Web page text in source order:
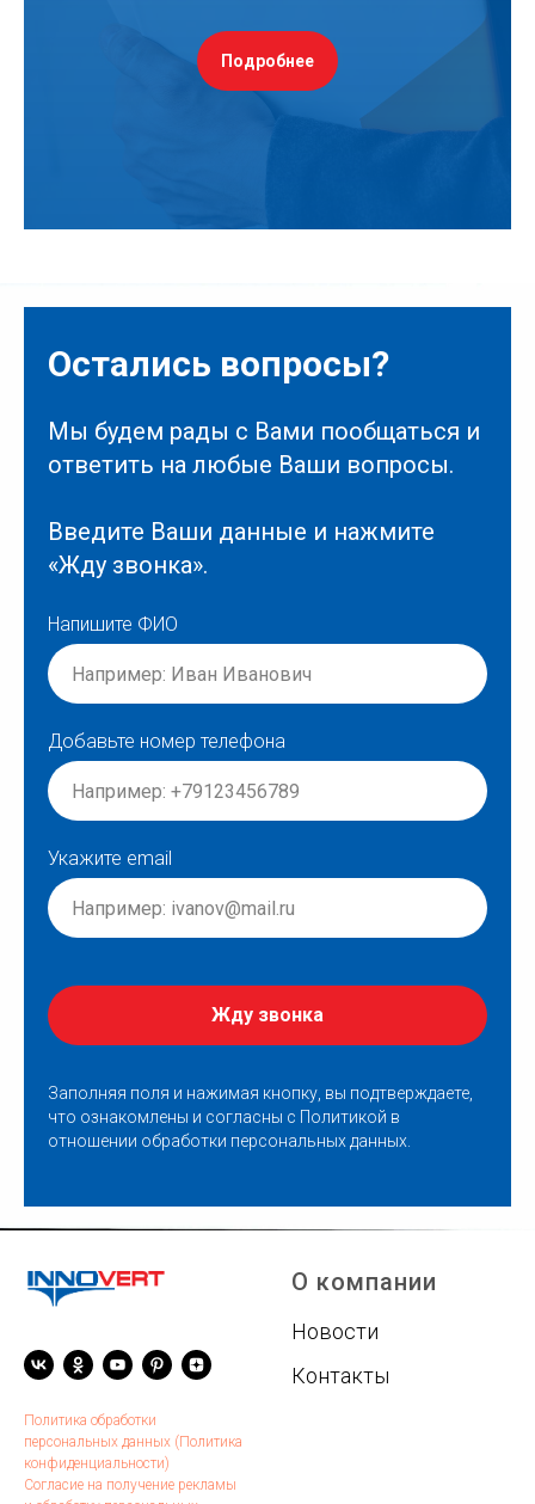
Подробнее
Остались вопросы?
Мы будем рады с Вами пообщаться и
ответить на любые Ваши вопросы.
Введите Ваши данные и нажмите
«Жду звонка».
Напишите ФИО
Добавьте номер телефона
Укажите email
Жду звонка
Заполняя поля и нажимая кнопку, вы подтверждаете,
что ознакомлены и согласны с Политикой в
отношении обработки персональных данных
Политика обработки
персональных данных (Политика
конфиденциальности)
Согласие на получение рекламы
О компании
Новости
Контакты